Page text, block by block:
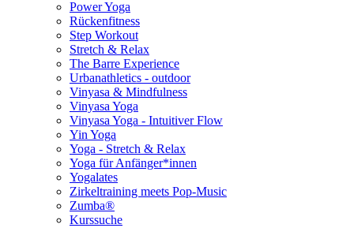
Power Yoga
Rückenfitness
Step Workout
Stretch & Relax
The Barre Experience
Urbanathletics - outdoor
Vinyasa & Mindfulness
Vinyasa Yoga
Vinyasa Yoga - Intuitiver Flow
Yin Yoga
Yoga - Stretch & Relax
Yoga für Anfänger*innen
Yogalates
Zirkeltraining meets Pop-Music
Zumba®
Kurssuche